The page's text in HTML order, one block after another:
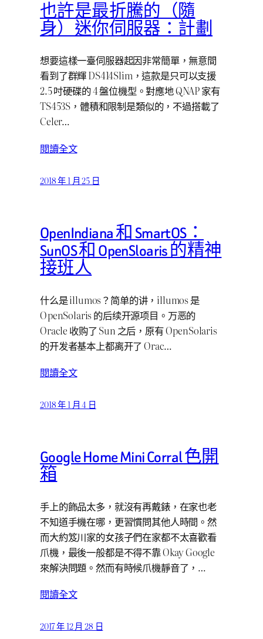
也許是最折騰的（隨
身）迷你伺服器：計劃
想要這樣一臺伺服器起因非常簡單，無意間
看到了群輝 DS414Slim，這款是只可以支援
2.5 吋硬碟的 4 盤位機型。對應地 QNAP 家有
TS453S，體積和限制是類似的，不過搭載了
Celer…
閱讀全文
2018 年 1 月 25 日
OpenIndiana 和 SmartOS：
SunOS 和 OpenSloaris 的精神
接班人
什么是 illumos？简单的讲，illumos 是
OpenSolaris 的后续开源项目。万恶的
Oracle 收购了 Sun 之后，原有 OpenSolaris
的开发者基本上都离开了 Orac…
閱讀全文
2018 年 1 月 4 日
Google Home Mini Corral 色開
箱
手上的飾品太多，就沒有再戴錶，在家也老
不知道手機在哪，更習慣問其他人時間。然
而大約笈川家的女孩子們在家都不太喜歡看
爪機，最後一般都是不得不靠 Okay Google
來解決問題。然而有時候爪機靜音了，…
閱讀全文
2017 年 12 月 28 日